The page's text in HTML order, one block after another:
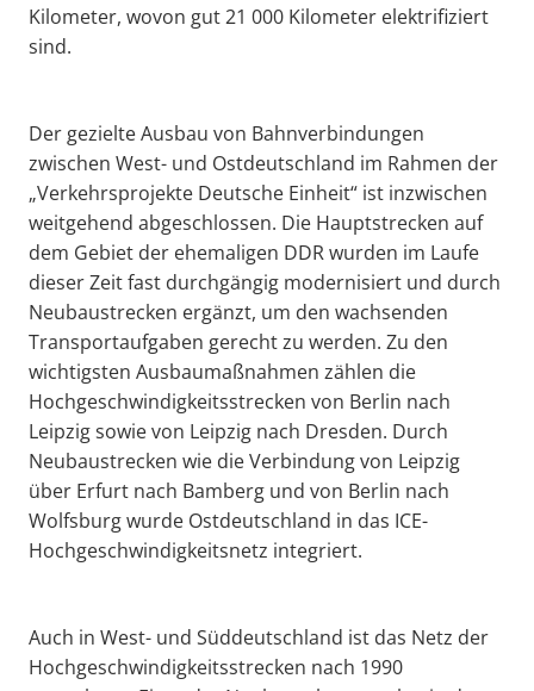
Kilometer, wovon gut 21 000 Kilometer elektrifiziert
sind.
Der gezielte Ausbau von Bahnverbindungen
zwischen West- und Ostdeutschland im Rahmen der
„Verkehrsprojekte Deutsche Einheit“ ist inzwischen
weitgehend abgeschlossen. Die Hauptstrecken auf
dem Gebiet der ehemaligen DDR wurden im Laufe
dieser Zeit fast durchgängig modernisiert und durch
Neubaustrecken ergänzt, um den wachsenden
Transportaufgaben gerecht zu werden. Zu den
wichtigsten Ausbaumaßnahmen zählen die
Hochgeschwindigkeitsstrecken von Berlin nach
Leipzig sowie von Leipzig nach Dresden. Durch
Neubaustrecken wie die Verbindung von Leipzig
über Erfurt nach Bamberg und von Berlin nach
Wolfsburg wurde Ostdeutschland in das ICE-
Hochgeschwindigkeitsnetz integriert.
Auch in West- und Süddeutschland ist das Netz der
Hochgeschwindigkeitsstrecken nach 1990